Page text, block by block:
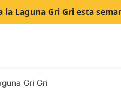
la Laguna Gri Gri esta
Gri Gri